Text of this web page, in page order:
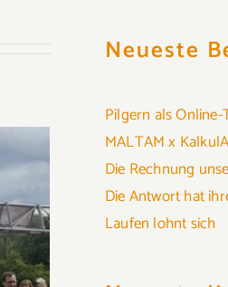
Neueste
Pilgern als
MALTAM x
Die Rechnung
Die Antwort hat
Laufen lohnt sich